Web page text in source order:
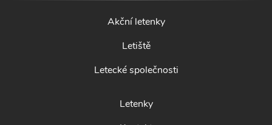
Akční letenky
Letiště
Letecké společnosti
Letenky